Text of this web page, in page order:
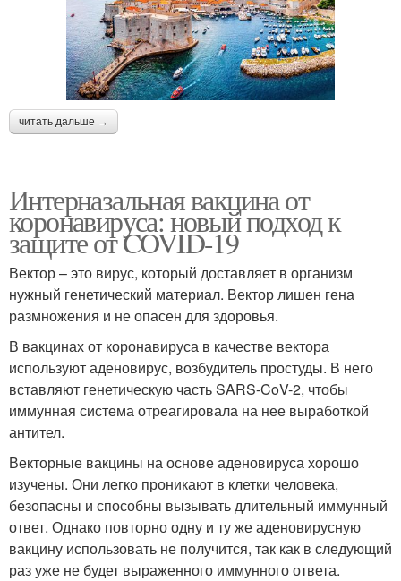
читать дальше →
Интерназальная вакцина от
коронавируса: новый подход к
защите от COVID-19
Вектор – это вирус, который доставляет в организм
нужный генетический материал. Вектор лишен гена
размножения и не опасен для здоровья.
В вакцинах от коронавируса в качестве вектора
используют аденовирус, возбудитель простуды. В него
вставляют генетическую часть SARS-CoV-2, чтобы
иммунная система отреагировала на нее выработкой
антител.
Векторные вакцины на основе аденовируса хорошо
изучены. Они легко проникают в клетки человека,
безопасны и способны вызывать длительный иммунный
ответ. Однако повторно одну и ту же аденовирусную
вакцину использовать не получится, так как в следующий
раз уже не будет выраженного иммунного ответа.